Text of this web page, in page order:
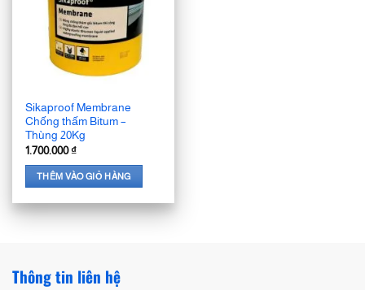
Sikaproof Membrane
Chống thấm Bitum –
Thùng 20Kg
1.700.000₫
THÊM VÀO GIỎ HÀNG
Thông tin liên hệ